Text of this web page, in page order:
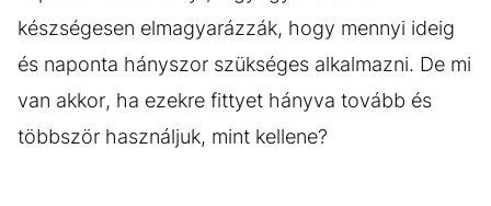
készségesen elmagyarázzák, hogy mennyi ideig
és naponta hányszor szükséges alkalmazni. De mi
van akkor, ha ezekre fittyet hányva tovább és
többször használjuk, mint kellene?